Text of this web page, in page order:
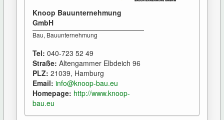
Knoop Bauunternehmung
GmbH
Bau, Bauunternehmung
Tel: 040-723 52 49
Straße: Altengammer Elbdeich 96
PLZ: 21039, Hamburg
Email: info@knoop-bau.eu
Homepage: http://www.knoop-
bau.eu